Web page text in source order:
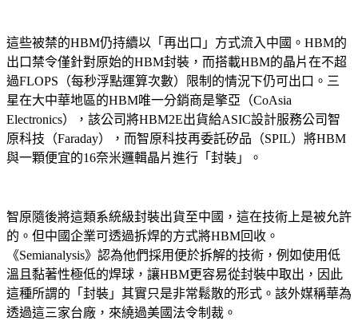
這些被禁的HBM仍持續以「再出口」方式流入中國。HBM的
出口禁令僅針對原始的HBM封裝，而搭載HBM的晶片在不超
過FLOPS（每秒浮點運算次數）限制的情況下仍可出口。三
星在大中華地區的HBM唯一分銷商是擎亞（CoAsia
Electronics），該公司將HBM2E出貨給ASIC設計服務公司智
原科技（Faraday），而智原科技再委託矽品（SPIL）將HBM
與一顆便宜的16奈米邏輯晶片進行「封裝」。
智原隨後將這類系統級封裝出貨至中國，這在技術上是被允許
的。但中國企業可透過拆焊的方式將HBM回收。
《Semianalysis》認為他們採用便於拆解的技術，例如使用低
溫且黏著性極低的焊球，讓HBM更容易從封裝中取出，因此
這種所謂的「封裝」其實只是非常鬆散的形式。該外媒稱華為
透過這三家台廠，來繞過美國法令制裁。